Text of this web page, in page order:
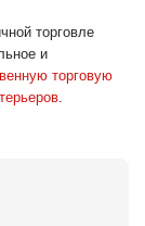
торговле
и
торговую